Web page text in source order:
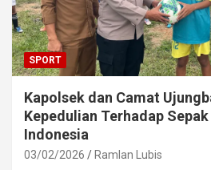
SPORT
Kapolsek dan Camat
Kepedulian Terhadap
Indonesia
03/02/2026 Ramlan Lubis